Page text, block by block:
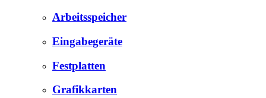
Arbeitsspeicher
Eingabegeräte
Festplatten
Grafikkarten